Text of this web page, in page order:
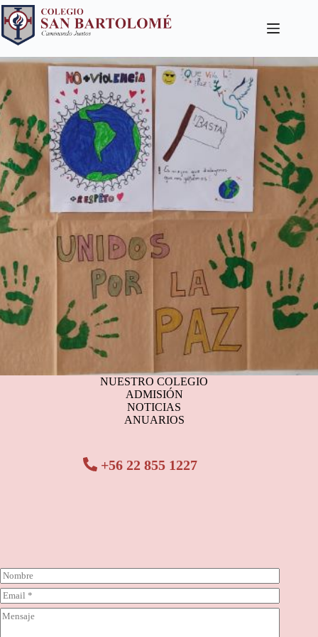
NUESTRO COLEGIO
ADMISIÓN
NOTICIAS
ANUARIOS
+56 22 855 1227
N
o
m
b
r
C
o
r
C